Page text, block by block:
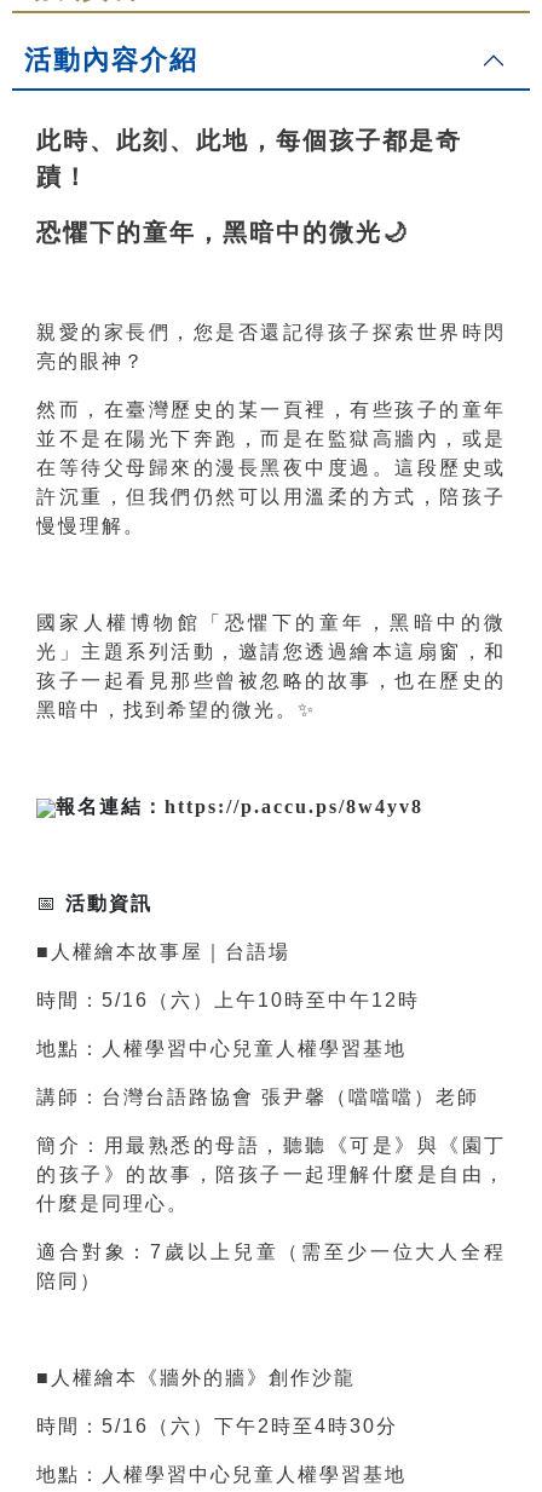
活動內容介紹
此時、此刻、此地，每個孩子都是奇
蹟！
恐懼下的童年，黑暗中的微光🌙
親愛的家長們，您是否還記得孩子探索世界時閃
亮的眼神？
然而，在臺灣歷史的某一頁裡，有些孩子的童年
並不是在陽光下奔跑，而是在監獄高牆內，或是
在等待父母歸來的漫長黑夜中度過。這段歷史或
許沉重，但我們仍然可以用溫柔的方式，陪孩子
慢慢理解。
國家人權博物館「恐懼下的童年，黑暗中的微
光」主題系列活動，邀請您透過繪本這扇窗，和
孩子一起看見那些曾被忽略的故事，也在歷史的
黑暗中，找到希望的微光。 ✨
報名連結： https://p.accu.ps/8w4yv8
📅 活動資訊
■人權繪本故事屋｜台語場
時間：5/16（六）上午10時至中午12時
地點：人權學習中心兒童人權學習基地
講師：台灣台語路協會 張尹馨（噹噹噹）老師
簡介：用最熟悉的母語，聽聽《可是》與《園丁
的孩子》的故事，陪孩子一起理解什麼是自由，
什麼是同理心。
適合對象：7歲以上兒童（需至少一位大人全程
陪同）
■人權繪本《牆外的牆》創作沙龍
時間：5/16（六）下午2時至4時30分
地點：人權學習中心兒童人權學習基地